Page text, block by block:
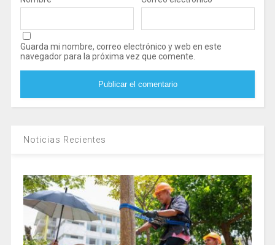
Guarda mi nombre, correo electrónico y web en este
navegador para la próxima vez que comente.
Noticias Recientes